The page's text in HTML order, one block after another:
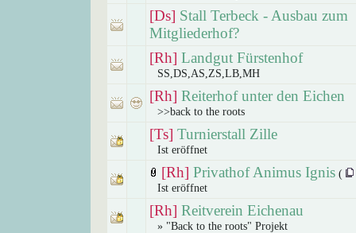
[Ds] Stall Terbeck - Ausbau zum
Mitgliederhof?
[Rh] Landgut Fürstenhof
SS,DS,AS,ZS,LB,MH
[Rh] Reiterhof unter den Eichen
>>back to the roots
[Ts] Turnierstall Zille
Ist eröffnet
[Rh] Privathof Animus Ignis (
Ist eröffnet
[Rh] Reitverein Eichenau
» "Back to the roots" Projekt